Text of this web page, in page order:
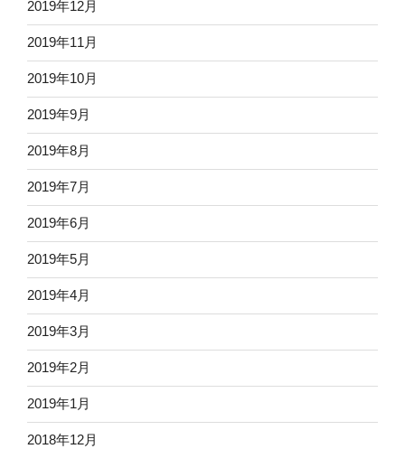
2019年12月
2019年11月
2019年10月
2019年9月
2019年8月
2019年7月
2019年6月
2019年5月
2019年4月
2019年3月
2019年2月
2019年1月
2018年12月